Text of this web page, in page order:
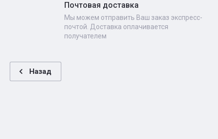
Почтовая доставка
Мы можем отправить Ваш заказ экспресс-
почтой. Доставка оплачивается
получателем
Назад